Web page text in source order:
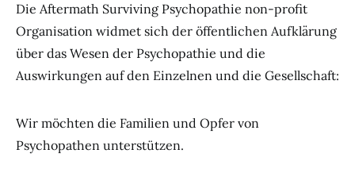
Die Aftermath Surviving Psychopathie non-profit
Organisation widmet sich der öffentlichen Aufklärung
über das Wesen der Psychopathie und die
Auswirkungen auf den Einzelnen und die Gesellschaft:
Wir möchten die Familien und Opfer von
Psychopathen unterstützen.